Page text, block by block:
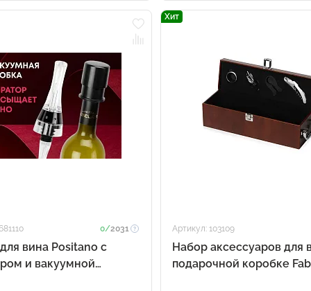
0/2031
вина Positano с
и вакуумной
Хит
Артикул: 103109
Набор аксессуаров для
подарочной коробке